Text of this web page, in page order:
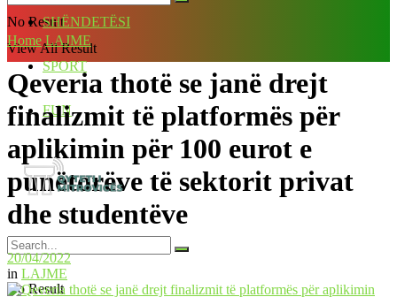
No Result
View All Result
SHËNDETËSI
SPORT
FUN
No Result
Home LAJME
Qeveria thotë se janë drejt
finalizmit të platformës për
aplikimin për 100 eurot e
punëtorëve të sektorit privat
dhe studentëve
20/04/2022
in LAJME